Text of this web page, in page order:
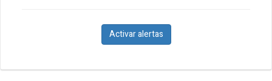
Activar alertas